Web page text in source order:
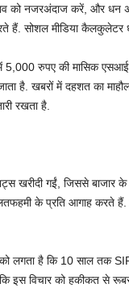
को नजरअंदाज करें, और धन
करते हैं. सोशल मीडिया
रुपए की मासिक
जाता है. खबरों में दहशत का
रखता है.
खरीदी गईं, जिससे बाजार
के प्रति आगाह करते
लगता है कि 10 साल तक
कि इस विचार को हकीकत से